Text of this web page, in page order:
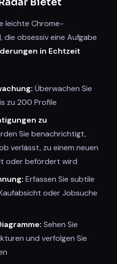
leichte Chrome-
die obsessiv eine Aufgabe
in Echtzeit
Überwachen Sie
zu 200 Profile
zu
Sie benachrichtigt,
verlässt, zu einem neuen
oder befördert wird
Erfassen Sie subtile
oder Jobsuche
Sehen Sie
und verfolgen Sie